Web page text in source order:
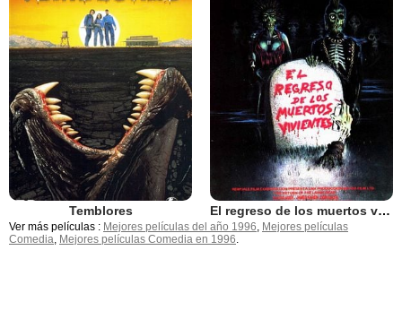
Temblores El regreso de los muertos vivientes
Ver más películas : Mejores películas del año 1996, Mejores películas
Comedia, Mejores películas Comedia en 1996.